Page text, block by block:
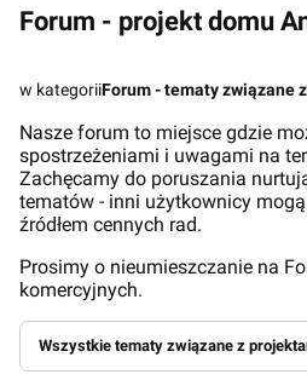
Forum - projekt domu
w kategoriiForum - tematy związane
Nasze forum to miejsce gdzie
spostrzeżeniami i uwagami na
Zachęcamy do poruszania
tematów - inni użytkownicy
źródłem cennych rad.
Prosimy o nieumieszczanie na
komercyjnych.
Wszystkie tematy związane z